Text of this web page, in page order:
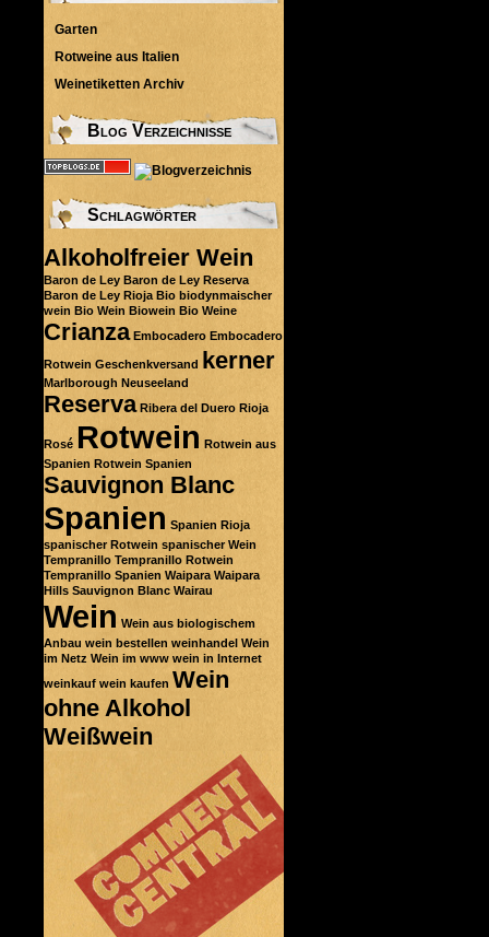
Garten
Rotweine aus Italien
Weinetiketten Archiv
Blog Verzeichnisse
Schlagwörter
Alkoholfreier Wein
Baron de Ley Baron de Ley Reserva
Baron de Ley Rioja Bio biodynmaischer
wein Bio Wein Biowein Bio Weine
Crianza Embocadero Embocadero
Rotwein Geschenkversand kerner
Marlborough Neuseeland
Reserva Ribera del Duero Rioja
Rosé Rotwein Rotwein aus
Spanien Rotwein Spanien
Sauvignon Blanc
Spanien Spanien Rioja
spanischer Rotwein spanischer Wein
Tempranillo Tempranillo Rotwein
Tempranillo Spanien Waipara Waipara
Hills Sauvignon Blanc Wairau
Wein Wein aus biologischem
Anbau wein bestellen weinhandel Wein
im Netz Wein im www wein in Internet
weinkauf wein kaufen Wein
ohne Alkohol
Weißwein